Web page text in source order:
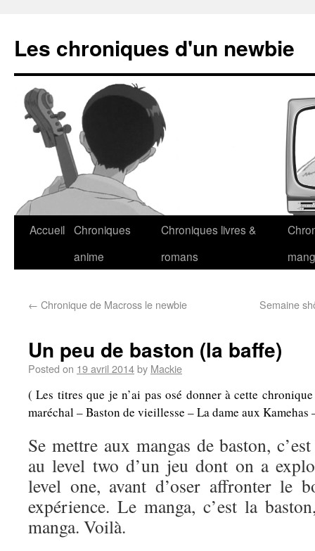
Les chroniques d'un newbie
Accueil Chroniques
anime
Chroniques livres &
romans
← Chronique de Macross le newbie Semaine
Un peu de baston (la baffe)
Posted on 19 avril 2014by Mackie
( Les titres que je n’ai pas osé donner à cette
maréchal – Baston de vieillesse – La dame aux
Se mettre aux mangas de baston,
au level two d’un jeu dont on a
level one, avant d’oser affronter le
expérience. Le manga, c’est la
manga. Voilà.